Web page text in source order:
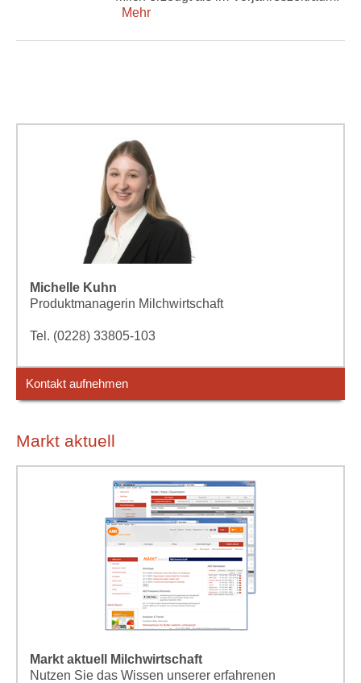
Mehr
Michelle Kuhn
Produktmanagerin Milchwirtschaft
Tel. (0228) 33805-103
Kontakt aufnehmen
Markt aktuell
Markt aktuell Milchwirtschaft
Nutzen Sie das Wissen unserer erfahrenen